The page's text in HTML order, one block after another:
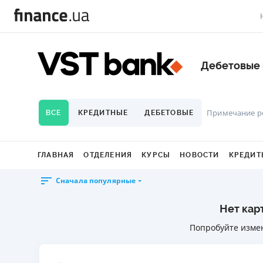
Дебетовые
ВСЕ КРЕДИТНЫЕ ДЕБЕТОВЫЕ Примечание
ГЛАВНАЯ ОТДЕЛЕНИЯ КУРСЫ НОВОСТИ
Сначала популярные
Нет
Попробуйте